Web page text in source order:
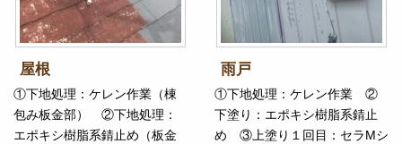
屋根
①下地処理：ケレン作業（棟
包み板金部） ②下地処理：
エポキシ樹脂系錆止め（板金
雨戸
①下地処理：ケレン作業 ②
下塗り：エポキシ樹脂系錆止
め ③上塗り１回目：セラMシ